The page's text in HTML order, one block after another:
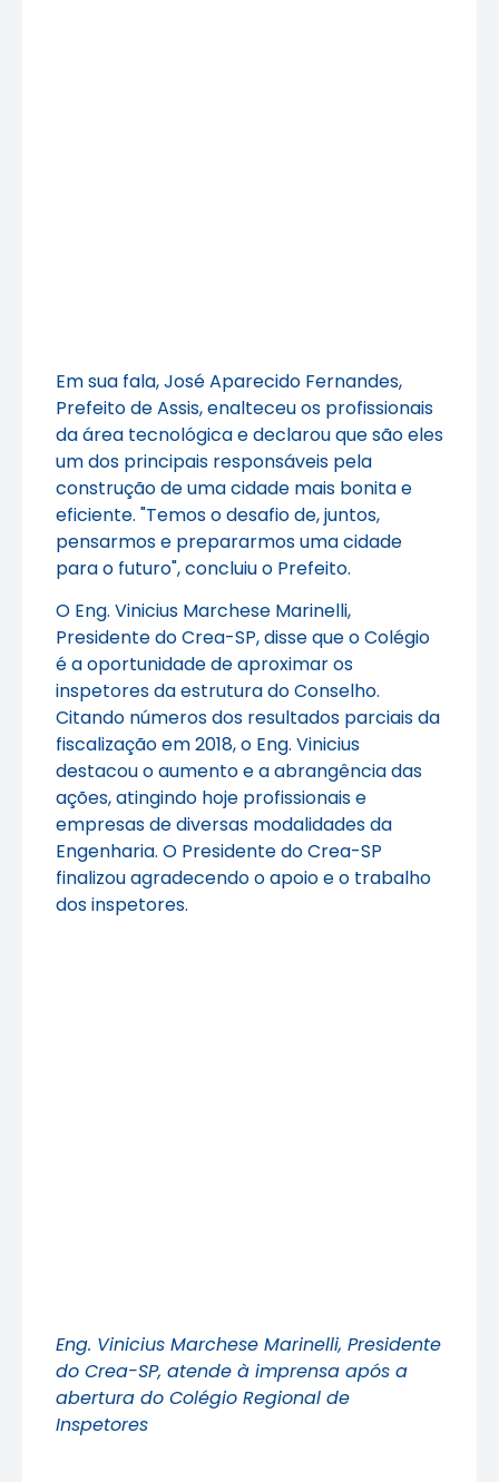
Em sua fala, José Aparecido Fernandes,
Prefeito de Assis, enalteceu os profissionais
da área tecnológica e declarou que são eles
um dos principais responsáveis pela
construção de uma cidade mais bonita e
eficiente. "Temos o desafio de, juntos,
pensarmos e prepararmos uma cidade
para o futuro", concluiu o Prefeito.
O Eng. Vinicius Marchese Marinelli,
Presidente do Crea-SP, disse que o Colégio
é a oportunidade de aproximar os
inspetores da estrutura do Conselho.
Citando números dos resultados parciais da
fiscalização em 2018, o Eng. Vinicius
destacou o aumento e a abrangência das
ações, atingindo hoje profissionais e
empresas de diversas modalidades da
Engenharia. O Presidente do Crea-SP
finalizou agradecendo o apoio e o trabalho
dos inspetores.
Eng. Vinicius Marchese Marinelli, Presidente
do Crea-SP, atende à imprensa após a
abertura do Colégio Regional de
Inspetores